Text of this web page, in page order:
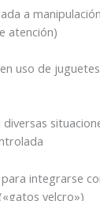
a
atención)
uso de
diversas
integrarse
velcro»)